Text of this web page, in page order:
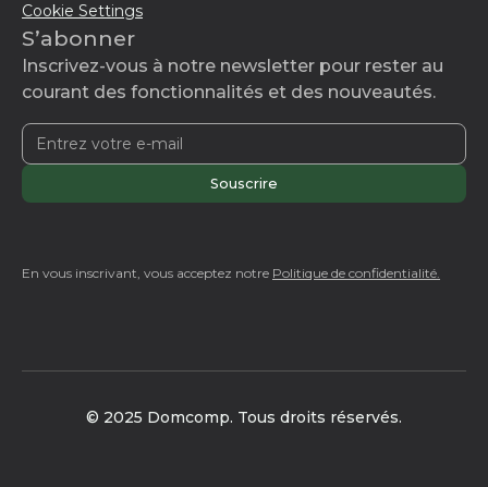
Cookie Settings
S’abonner
Inscrivez-vous à notre newsletter pour rester au
courant des fonctionnalités et des nouveautés.
En vous inscrivant, vous acceptez notre Politique de confidentialité.
© 2025 Domcomp. Tous droits réservés.